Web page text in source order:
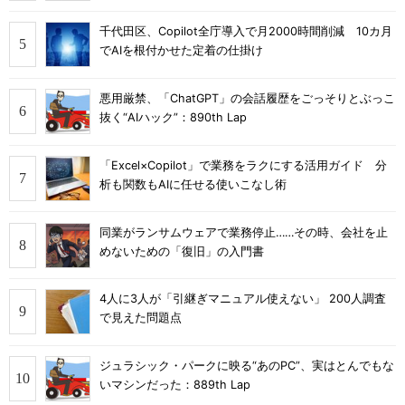
千代田区、Copilot全庁導入で月2000時間削減 10カ月
でAIを根付かせた定着の仕掛け
悪用厳禁、「ChatGPT」の会話履歴をごっそりとぶっこ
抜く“AIハック”：890th Lap
「Excel×Copilot」で業務をラクにする活用ガイド 分
析も関数もAIに任せる使いこなし術
同業がランサムウェアで業務停止……その時、会社を止
めないための「復旧」の入門書
4人に3人が「引継ぎマニュアル使えない」 200人調査
で見えた問題点
ジュラシック・パークに映る“あのPC”、実はとんでもな
いマシンだった：889th Lap